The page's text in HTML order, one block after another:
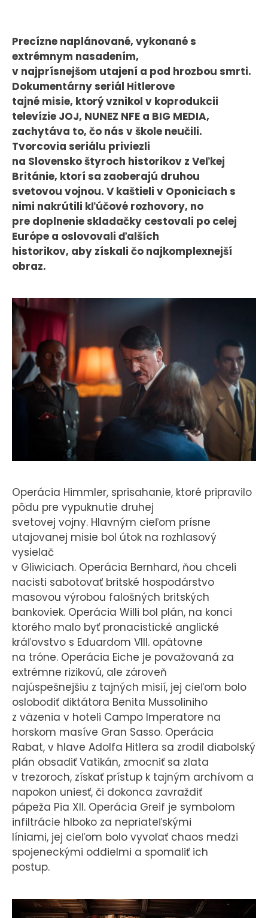
VEREJNÉ VYSIELANIE MS 2026
KONTAKT
Precízne naplánované, vykonané s
extrémnym nasadením,
v najprísnejšom utajení a pod hrozbou smrti.
Dokumentárny seriál Hitlerove
tajné misie, ktorý vznikol v koprodukcii
televízie JOJ, NUNEZ NFE a BIG MEDIA,
zachytáva to, čo nás v škole neučili.
Tvorcovia seriálu priviezli
na Slovensko štyroch historikov z Veľkej
Británie, ktorí sa zaoberajú druhou
svetovou vojnou. V kaštieli v Oponiciach s
nimi nakrútili kľúčové rozhovory, no
pre doplnenie skladačky cestovali po celej
Európe a oslovovali ďalších
historikov, aby získali čo najkomplexnejší
obraz.
Operácia Himmler, sprisahanie, ktoré pripravilo
pôdu pre vypuknutie druhej
svetovej vojny. Hlavným cieľom prísne
utajovanej misie bol útok na rozhlasový
vysielač
v Gliwiciach. Operácia Bernhard, ňou chceli
nacisti sabotovať britské hospodárstvo
masovou výrobou falošných britských
bankoviek. Operácia Willi bol plán, na konci
ktorého malo byť pronacistické anglické
kráľovstvo s Eduardom VIII. opätovne
na tróne. Operácia Eiche je považovaná za
extrémne rizikovú, ale zároveň
najúspešnejšiu z tajných misií, jej cieľom bolo
oslobodiť diktátora Benita Mussoliniho
z väzenia v hoteli Campo Imperatore na
horskom masíve Gran Sasso. Operácia
Rabat, v hlave Adolfa Hitlera sa zrodil diabolský
plán obsadiť Vatikán, zmocniť sa zlata
v trezoroch, získať prístup k tajným archívom a
napokon uniesť, či dokonca zavraždiť
pápeža Pia XII. Operácia Greif je symbolom
infiltrácie hlboko za nepriateľskými
líniami, jej cieľom bolo vyvolať chaos medzi
spojeneckými oddielmi a spomaliť ich
postup.